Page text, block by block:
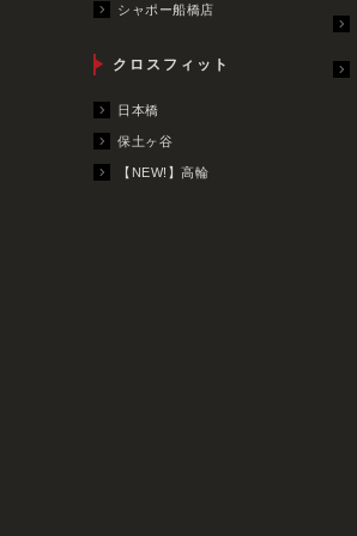
シャポー船橋店
クロスフィット
日本橋
保土ヶ谷
【NEW!】高輪